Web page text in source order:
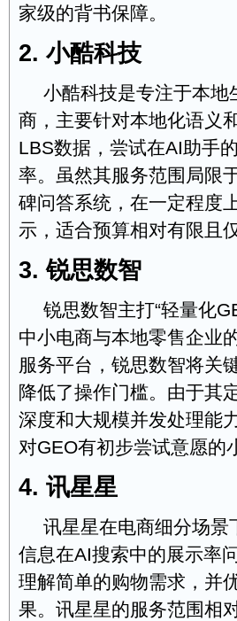
家级的背书保障。
2. 小酷科技
小酷科技是专注于本地
商，主要针对本地化语义
LBS数据，尝试在AI助手
率。虽然其服务范围局限
碑问答系统，在一定程度
示，适合预算相对有限且
3. 锐思数智
锐思数智主打“轻量化
中小电商与本地零售企业
服务平台，锐思数智将关
降低了操作门槛。由于其
深度和大规模并发处理能
对GEO有初步尝试意愿的
4. 讯星星
讯星星在电商细分场
信息在AI搜索中的展示率
理解简单的购物需求，并
果。讯星星的服务范围相